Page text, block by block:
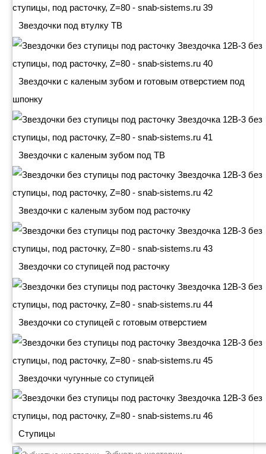
Звездочки под втулку ТВ
Звездочки с каленым зубом и готовым отверстием под
шпонку
Звездочки с каленым зубом под ТВ
Звездочки с каленым зубом под расточку
Звездочки со ступицей под расточку
Звездочки со ступицей с готовым отверстием
Звездочки чугунные со ступицей
Ступицы